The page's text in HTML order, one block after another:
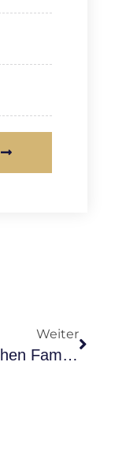
Weiter
Mit Welchen Familienmitgliedern Werden Cavalier King Charles Spaniels Am Besten Zurechtkommen?